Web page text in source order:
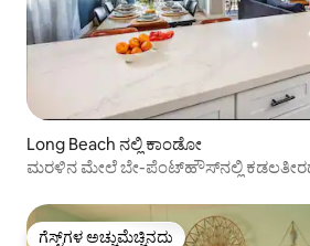
Long Beach ನಲ್ಲಿ ಕಾಂಡೋ
ಮರಳಿನ ಮೇಲೆ ಬೇ-ಪೆಂಟ್‌ಹೌಸ್‌ನಲ್ಲಿ
ಗೆಸ್ಟ್‌ಗಳ ಅಚ್ಚುಮೆಚ್ಚಿನದು